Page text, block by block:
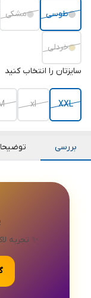
طوسی مشکی
خردلی
سایزتان را انتخاب کنید
XXL
xl
بررسی
✨ تجربه